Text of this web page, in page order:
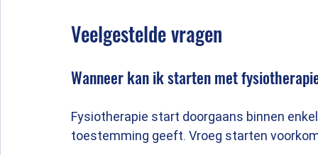
Veelgestelde vragen
Wanneer kan ik starten met
Fysiotherapie start doorgaans binnen
toestemming geeft. Vroeg starten